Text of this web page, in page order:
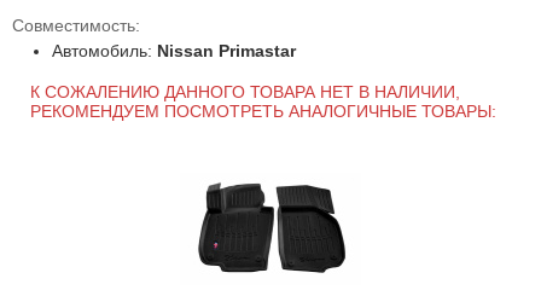
Совместимость:
Автомобиль: Nissan Primastar
К СОЖАЛЕНИЮ ДАННОГО ТОВАРА НЕТ В НАЛИЧИИ,
РЕКОМЕНДУЕМ ПОСМОТРЕТЬ АНАЛОГИЧНЫЕ ТОВАРЫ: